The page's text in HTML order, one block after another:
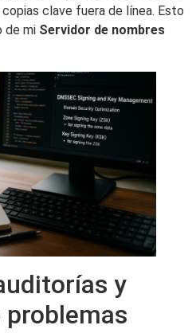
clave fuera de línea. Esto
de mi Servidor de nombres
y